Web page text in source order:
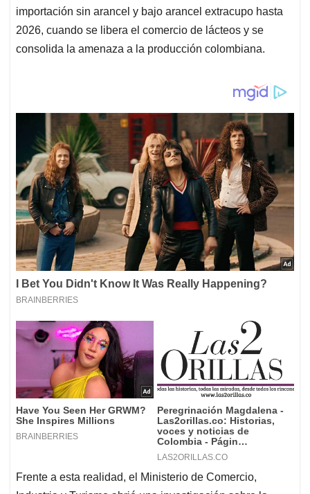
importación sin arancel y bajo arancel extracupo hasta
2026, cuando se libera el comercio de lácteos y se
consolida la amenaza a la producción colombiana.
Frente a esta realidad, el Ministerio de Comercio,